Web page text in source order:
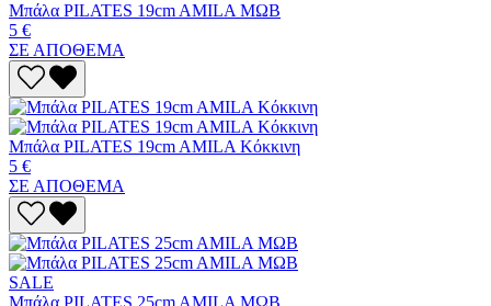
Μπάλα PILATES 19cm AMILA ΜΩΒ
5 €
ΣΕ ΑΠΟΘΕΜΑ
Μπάλα PILATES 19cm AMILA Κόκκινη
5 €
ΣΕ ΑΠΟΘΕΜΑ
SALE